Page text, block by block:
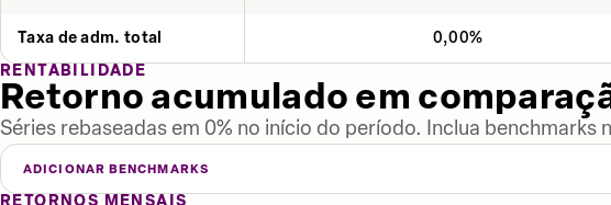
Taxa de adm. total 0,00%
RENTABILIDADE
Retorno acumulado em
Séries rebaseadas em 0% no início do período. Inclua
ADICIONAR BENCHMARKS
RETORNOS MENSAIS